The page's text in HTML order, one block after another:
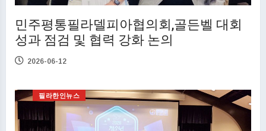
민주평통필라델피아협의회,골든벨 대회
성과 점검 및 협력 강화 논의
2026-06-12
필라한인뉴스